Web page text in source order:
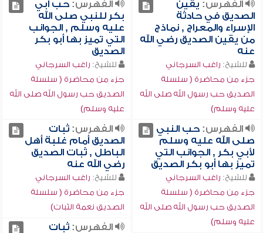
الفهرس: يقين
الصديق في حادثة
الإسراء والمعراج , نماذج
من يقين الصديق رضي الله
عنه
للشيخ: راغب السرجاني
جزء من محاضرة ( سلسلة
الصديق حب رسول الله صلى الله
عليه وسلم)
الفهرس:حب أبي
بكر للنبي صلى الله
عليه وسلم , الجوانب
التي تميز بها أبو بكر
الصديق
للشيخ: راغب السرجاني
جزء من محاضرة ( سلسلة
الصديق حب رسول الله صلى الله
عليه وسلم)
الفهرس:حب النبي
صلى الله عليه وسلم
لأبي بكر , الجوانب التي
تميز بها أبو بكر الصديق
للشيخ: راغب السرجاني
جزء من محاضرة ( سلسلة
الصديق حب رسول الله صلى الله
عليه وسلم)
الفهرس:ثبات
الصديق أمام غلبة أهل
الباطل , ثبات الصديق
رضي الله عنه
للشيخ: راغب السرجاني
جزء من محاضرة ( سلسلة
الصديق نعمة الثبات)
الفهرس:ثبات